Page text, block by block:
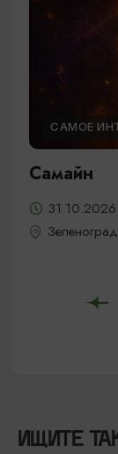
САМОЕ
Самайн
ИЩИТЕ